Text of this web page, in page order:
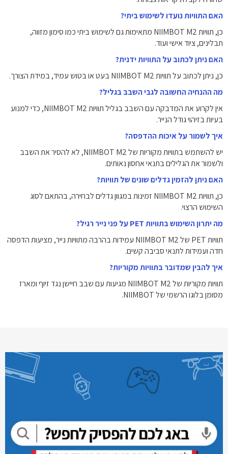
האם התוויות נועדו לשימוש ביתי?
כן, תוויות NIIMBOT M2 מתאימות גם לשימוש ביתי כמו סימון מזווה,
תבלינים, ציוד אישי ועוד.
האם ניתן לכתוב על התוויות ידנית?
כן, ניתן לכתוב על תוויות NIIMBOT M2 בעט או בטוש עמיד, במידת הצורך.
מה ההנחיה החשובה לגבי השבב בגליל?
אין לקרוע את המדבקה עם השבב בגליל תוויות NIIMBOT M2, כדי למנוע
בעיות בזיהוי גודל הנייר.
איך לשמור על איכות ההדפסה?
יש להשתמש בתוויות מקוריות של NIIMBOT M2, לא להסיר את השבב
ולשמור את הגלילים בתנאי אחסון נאותים.
האם ניתן להזמין גדלים שונים של תוויות?
כן, תוויות NIIMBOT M2 זמינות במגוון גדלים לבחירה, בהתאם לסוג
השימוש הרצוי.
מה יתרון השימוש בתוויות PET על פני נייר רגיל?
תוויות PET של NIIMBOT M2 עמידות בהרבה מתוויות נייר, מציעות הדפסה
חדה ועמידות לתנאי סביבה קשים.
איך להבין שמדובר בתוויות מקוריות?
תוויות מקוריות של NIIMBOT M2 מגיעות עם שבב חיישן נגד זיוף ומארז
מסומן בלוגו הרשמי של NIIMBOT.